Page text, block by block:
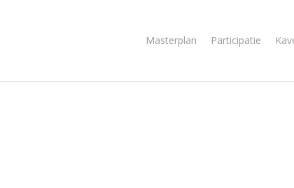
Masterplan Participatie